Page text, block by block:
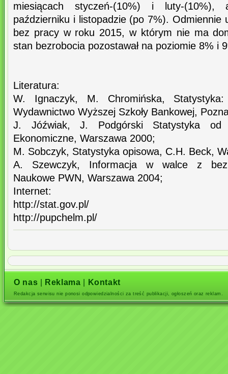
miesiącach styczeń-(10%) i luty-
październiku i listopadzie (po 7%). Odmiennie
bez pracy w roku 2015, w którym nie ma
stan bezrobocia pozostawał na poziomie 8% i
Literatura:
W. Ignaczyk, M. Chromińska,
Wydawnictwo Wyższej Szkoły Bankowej,
J. Jóźwiak, J. Podgórski Statystyka od
Ekonomiczne, Warszawa 2000;
M. Sobczyk, Statystyka opisowa, C.H. Beck,
A. Szewczyk, Informacja w walce z
Naukowe PWN, Warszawa 2004;
Internet:
http://stat.gov.pl/
http://pupchelm.pl/
O nas Reklama Kontakt
Redakcja serwisu nie ponosi odpowiedzialności za treść publikacji, ogłoszeń oraz reklam.